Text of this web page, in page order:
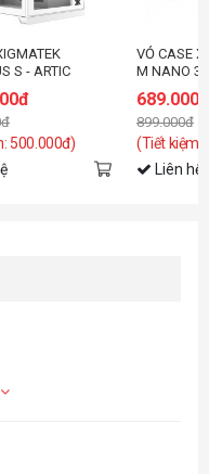
S - ARTIC
500.000đ)
VỎ CASE
M NANO
689.000đ
899.000đ
(Tiết kiệm:
Liên hệ